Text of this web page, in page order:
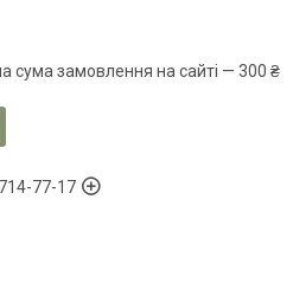
сума замовлення на сайті — 300 ₴
77-17